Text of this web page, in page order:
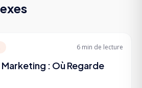
6 min de lecture
: Où Regarde